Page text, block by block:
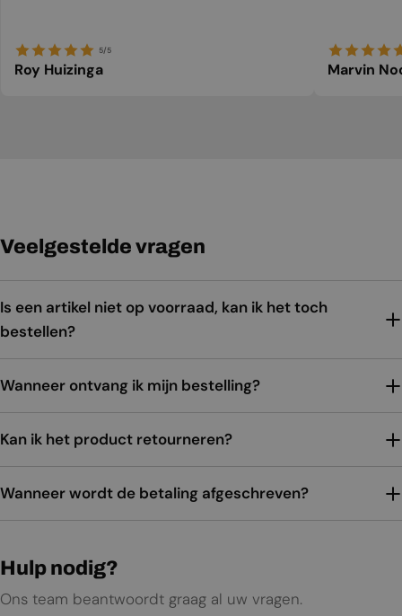
5/5
Roy Huizinga Marvin
Veelgestelde vragen
Is een artikel niet op voorraad, kan ik het toch
bestellen?
Wanneer ontvang ik mijn bestelling?
Kan ik het product retourneren?
Wanneer wordt de betaling afgeschreven?
Hulp nodig?
Ons team beantwoordt graag al uw vragen.